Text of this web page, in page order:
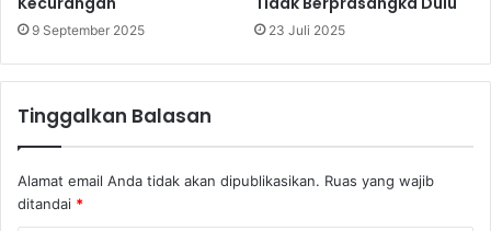
9 September 2025 23 Juli 2025
Tinggalkan Balasan
Alamat email Anda tidak akan dipublikasikan. Ruas yang wajib
ditandai *